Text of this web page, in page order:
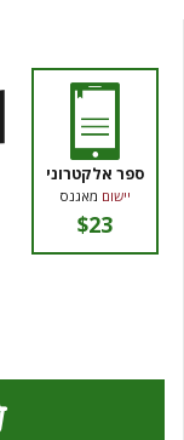
ספר אלקטרוני
יישום מאגנס
$23